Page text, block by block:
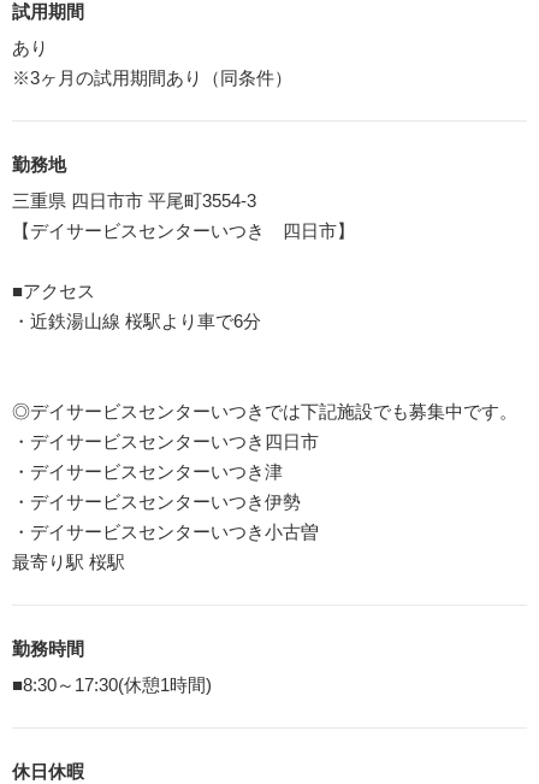
試用期間
あり
※3ヶ月の試用期間あり（同条件）
勤務地
三重県 四日市市 平尾町3554-3
【デイサービスセンターいつき 四日市】
■アクセス
・近鉄湯山線 桜駅より車で6分
◎デイサービスセンターいつきでは下記施設でも募集中です。
・デイサービスセンターいつき四日市
・デイサービスセンターいつき津
・デイサービスセンターいつき伊勢
・デイサービスセンターいつき小古曽
最寄り駅 桜駅
勤務時間
■8:30～17:30(休憩1時間)
休日休暇